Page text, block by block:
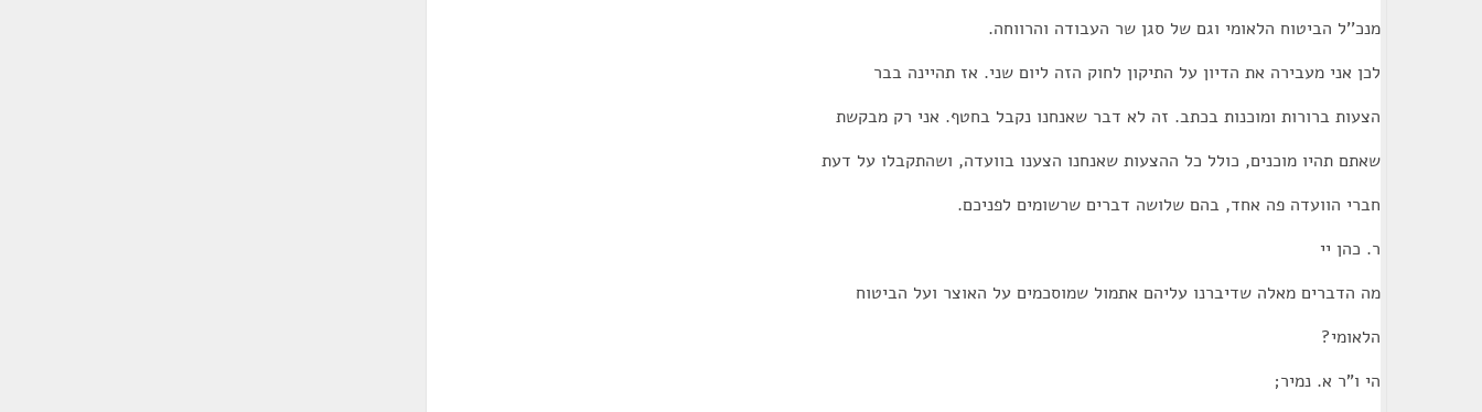
מנכ''ל הביטוח הלאומי וגם של סגן שר העבודה והרווחה.
לכן אני מעבירה את הדיון על התיקון לחוק הזה ליום שני. אז תהיינה בבר
הצעות ברורות ומוכנות בכתב. זה לא דבר שאנחנו נקבל בחטף. אני רק מבקשת
שאתם תהיו מוכנים, כולל כל ההצעות שאנחנו הצענו בוועדה, ושהתקבלו על דעת
חברי הוועדה פה אחד, בהם שלושה דברים שרשומים לפניכם.
ר. כהן יי
מה הדברים מאלה שדיברנו עליהם אתמול שמוסכמים על האוצר ועל הביטוח
הלאומי?
הי ו"ר א. נמיר;